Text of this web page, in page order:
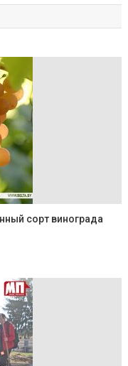
сорт винограда